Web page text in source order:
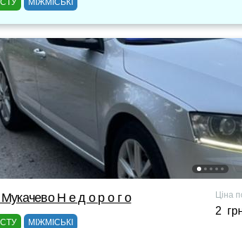
МІЖМІСЬКІ
Мукачево Н е д о р о г о
МІЖМІСЬКІ
Ціна
2